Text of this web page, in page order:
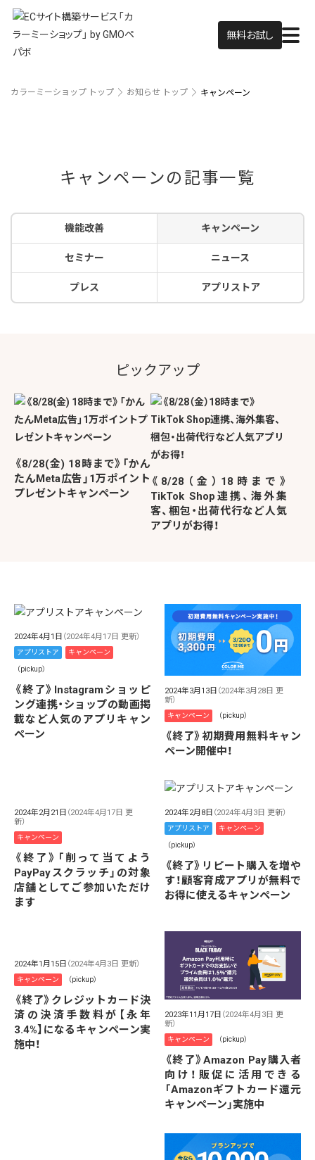
無料お試し
カラーミーショップ トップ お知らせ トップ キャンペーン
キャンペーンの記事一覧
機能改善 キャンペーン
セミナー ニュース
プレス アプリストア
ピックアップ
《8/28(金) 18時まで》「かん
たんMeta広告」1万ポイント
プレゼントキャンペーン
《8/28（金）18時まで》
TikTok Shop連携、海外集
客、梱包・出荷代行など人気
アプリがお得！
2024年4月1日 （2024年4月17日 更新）
アプリストア キャンペーン
（pickup）
《終了》Instagramショッピ
ング連携・ショップの動画掲
載など人気のアプリキャン
ペーン
2024年3月13日 （2024年3月28日 更
新）
キャンペーン （pickup）
《終了》初期費用無料キャン
ペーン開催中！
2024年2月21日 （2024年4月17日 更
新）
キャンペーン
《終了》「削って当てよう
PayPayスクラッチ」の対象
店舗としてご参加いただけ
ます
2024年2月8日 （2024年4月3日 更新）
アプリストア キャンペーン
（pickup）
《終了》リピート購入を増や
す！顧客育成アプリが無料で
お得に使えるキャンペーン
2024年1月15日 （2024年4月3日 更新）
キャンペーン （pickup）
《終了》クレジットカード決
済の決済手数料が【永年
3.4%】になるキャンペーン実
施中！
2023年11月17日 （2024年4月3日 更
新）
キャンペーン （pickup）
《終了》Amazon Pay購入者
向け！販促に活用できる
「Amazonギフトカード還元
キャンペーン」実施中